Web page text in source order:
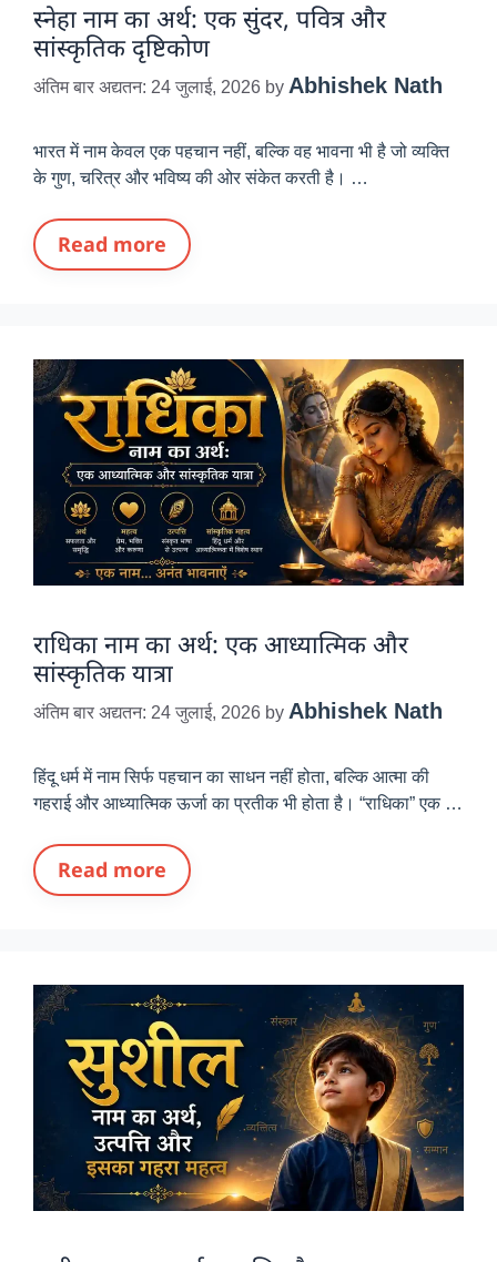
स्नेहा नाम का अर्थ: एक सुंदर, पवित्र और
सांस्कृतिक दृष्टिकोण
अंतिम बार अद्यतन: 24 जुलाई, 2026 by Abhishek Nath
भारत में नाम केवल एक पहचान नहीं, बल्कि वह भावना भी है जो व्यक्ति
के गुण, चरित्र और भविष्य की ओर संकेत करती है। …
Read more
राधिका नाम का अर्थ: एक आध्यात्मिक और
सांस्कृतिक यात्रा
अंतिम बार अद्यतन: 24 जुलाई, 2026 by Abhishek Nath
हिंदू धर्म में नाम सिर्फ पहचान का साधन नहीं होता, बल्कि आत्मा की
गहराई और आध्यात्मिक ऊर्जा का प्रतीक भी होता है। “राधिका” एक …
Read more